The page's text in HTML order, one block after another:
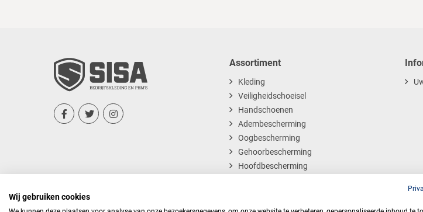
  
Assortiment
Kleding
Veiligheidschoeisel
Handschoenen
Adembescherming
Oogbescherming
Gehoorbescherming
Hoofdbescherming
Wij gebruiken cookies